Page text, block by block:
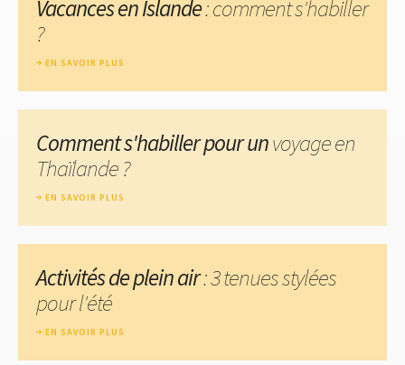
Vacances en Islande: comment s'habiller
?
EN SAVOIR PLUS
Comment s'habiller pour unvoyage en
Thaïlande ?
EN SAVOIR PLUS
Activités de plein air: 3 tenues stylées
pour l'été
EN SAVOIR PLUS